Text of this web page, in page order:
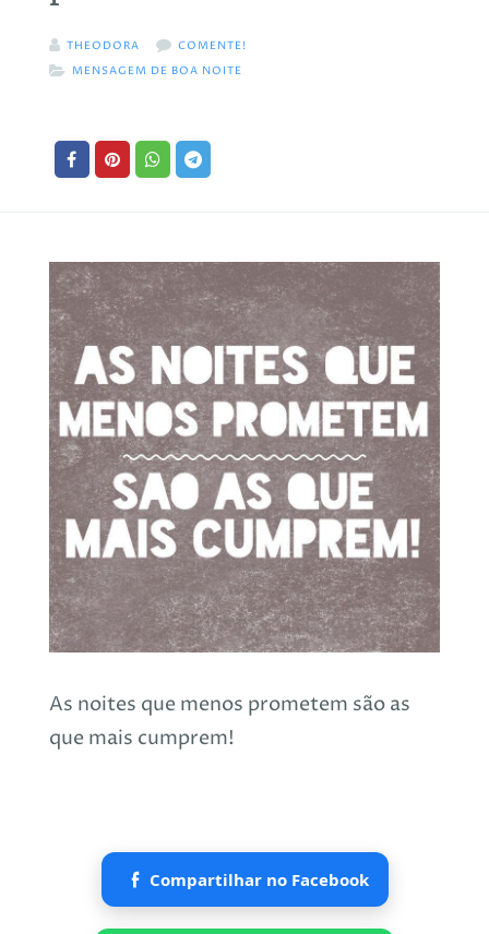
THEODORA
COMENTE!
MENSAGEM DE BOA NOITE
As noites que menos prometem são as
que mais cumprem!
Compartilhar no Facebook